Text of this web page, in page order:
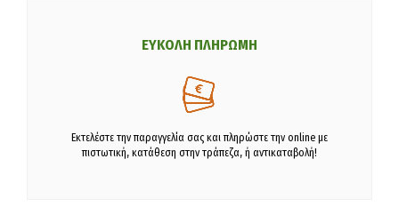
ΕΥΚΟΛΗ ΠΛΗΡΩΜΗ
Εκτελέστε την παραγγελία σας και πληρώστε την online με
πιστωτική, κατάθεση στην τράπεζα, ή αντικαταβολή!